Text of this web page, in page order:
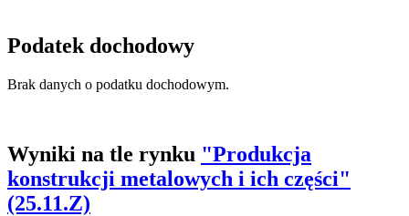
Podatek dochodowy
Brak danych o podatku dochodowym.
Wyniki na tle rynku "Produkcja
konstrukcji metalowych i ich części"
(25.11.Z)